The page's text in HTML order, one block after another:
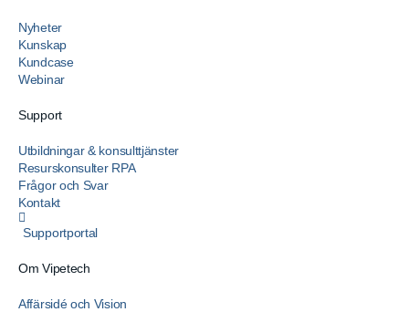
Nyheter
Kunskap
Kundcase
Webinar
Support
Utbildningar & konsulttjänster
Resurskonsulter RPA
Frågor och Svar
Kontakt
Supportportal
Om Vipetech
Affärsidé och Vision